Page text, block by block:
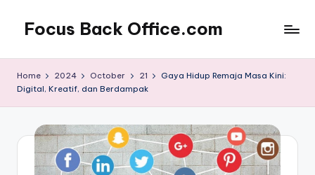
Focus Back Office.com
Home 2024 October 21
Gaya Hidup Remaja Masa Kini:
Digital, Kreatif, dan Berdampak